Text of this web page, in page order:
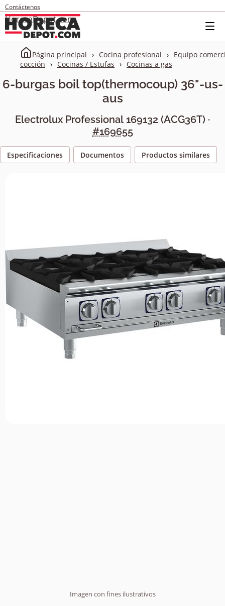
Contáctenos
HorecaDepot.com
Página principal Cocina profesional
Equipo
cocción
Cocinas / Estufas Cocinas a gas
6-burgas boil top(thermocoup) 36"-us-
aus
Electrolux Professional 169132 (ACG36T) ·
#169655
Especificaciones Documentos Productos similares
Imagen con fines ilustrativos